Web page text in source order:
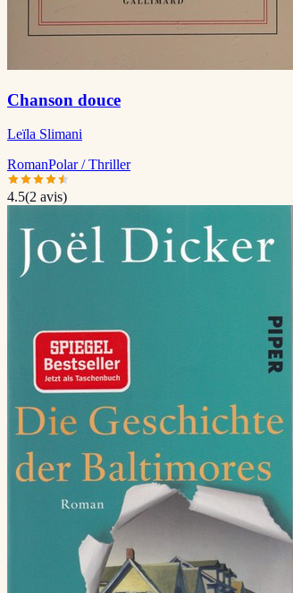
Chanson douce
Leïla Slimani
RomanPolar / Thriller
4.5(2 avis)